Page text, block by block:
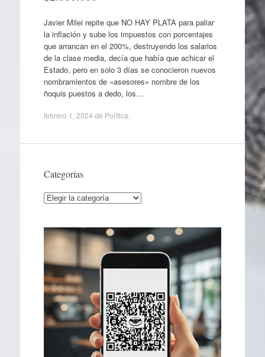
Javier Milei repite que NO HAY PLATA para paliar
la inflación y sube los impuestos con porcentajes
que arrancan en el 200%, destruyendo los salarios
de la clase media, decía que había que achicar el
Estado, pero en solo 3 días se conocieron nuevos
nombramientos de «asesores» nombre de los
ñoquis puestos a dedo, los…
febrero 1, 2024 de Política
Categorías
Categorías